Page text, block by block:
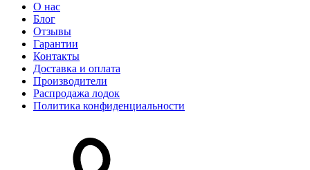
О нас
Блог
Отзывы
Гарантии
Контакты
Доставка и оплата
Производители
Распродажа лодок
Политика конфиденциальности